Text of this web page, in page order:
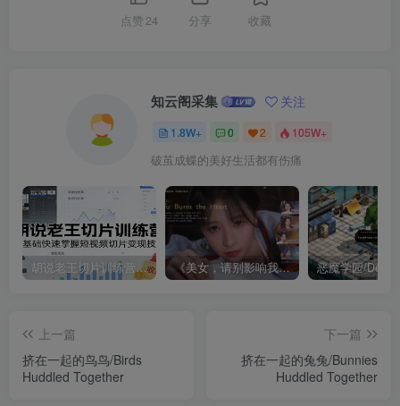
点赞 24 分享 收藏
知云阁采集 关注
1.8W+ 0 2 105W+
破茧成蝶的美好生活都有伤痛
胡说老王切片训练营，零基础快速掌握短视频切片变现技巧 《美女，请别影响我成仙全球版》中文版
上一篇
挤在一起的鸟鸟/Birds
Huddled Together
下一篇
挤在一起的兔兔/Bunnies
Huddled Together